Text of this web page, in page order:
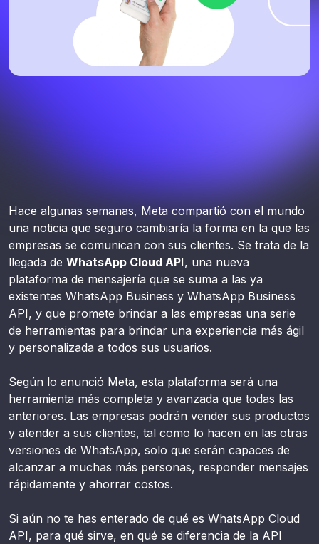
Hace algunas semanas, Meta compartió con el mundo
una noticia que seguro cambiaría la forma en la que las
empresas se comunican con sus clientes. Se trata de la
llegada de WhatsApp Cloud API, una nueva
plataforma de mensajería que se suma a las ya
existentes WhatsApp Business y WhatsApp Business
API, y que promete brindar a las empresas una serie
de herramientas para brindar una experiencia más ágil
y personalizada a todos sus usuarios.
Según lo anunció Meta, esta plataforma será una
herramienta más completa y avanzada que todas las
anteriores. Las empresas podrán vender sus productos
y atender a sus clientes, tal como lo hacen en las otras
versiones de WhatsApp, solo que serán capaces de
alcanzar a muchas más personas, responder mensajes
rápidamente y ahorrar costos.
Si aún no te has enterado de qué es WhatsApp Cloud
API, para qué sirve, en qué se diferencia de la API